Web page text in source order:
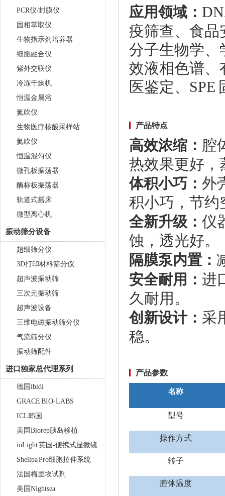
PCR仪/封膜仪
固相萃取仪
生物指示剂培养器
细胞融合仪
紫外交联仪
冷冻干燥机
恒温金属浴
氮吹仪
生物医疗核酸采样站
氮吹仪
恒温混匀仪
微孔板振荡器
酶标板振荡器
轨道式摇床
微型离心机
振动筛分设备
超细筛分仪
3D打印材料筛分仪
超声波振动筛
三次元振动筛
超声波设备
三维电磁振动筛分仪
气流筛分仪
振动筛配件
进口独家总代理系列
德国ibidi
GRACE BIO-LABS
ICL韩国
美国Biorep胰岛移植
ioLight 英国-便携式显微镜
Shellpa Pro细胞拉伸系统
法国梅里埃试剂
美国Nightsea
触屏款真空离心浓缩仪 JX-
ZLN-AL
应用领域：
疫筛查、食品
分子生物学、
效液相色谱、
医鉴定、
产品特点
高效浓缩： 腔
热效果更好，
体积小巧： 外
积小巧，节约
全新升级： 仪
蚀，透光好。
隔膜泵内置：
安全耐用： 进
久耐用。
创新设计： 采
稳。
产品参数
名称
型号
操作方式
转子
腔体温度